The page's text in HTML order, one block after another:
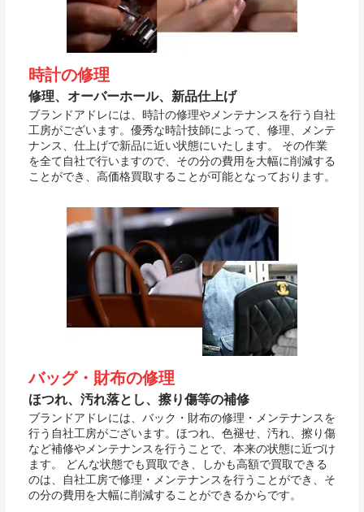
時計の修理
修理、オーバーホール、新品仕上げ
ブランドアドレには、時計の修理やメンテナンスを行う自社
工房がございます。優秀な時計技師によって、修理、メンテ
ナンス、仕上げで新品に近い状態にいたします。 その作業
を全て自社で行いますので、その分の費用を大幅に削減する
ことができ、高価格買取することが可能となっております。
バッグ・財布の修理
ほつれ、汚れ落とし、擦り傷等の補修
ブランドアドレには、バック・財布の修理・メンテナンスを
行う自社工房がございます。ほつれ、色褪せ、汚れ、擦り傷
など補修やメンテナンスを行うことで、本来の状態に近づけ
ます。 どんな状態でも買取でき、しかも高額で買取できる
のは、自社工房で修理・メンテナンスを行うことができ、そ
の分の費用を大幅に削減することができるからです。